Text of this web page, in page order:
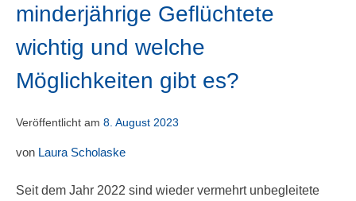
minderjährige Geflüchtete
wichtig und welche
Möglichkeiten gibt es?
Veröffentlicht am 8. August 2023
von Laura Scholaske
Seit dem Jahr 2022 sind wieder vermehrt unbegleitete